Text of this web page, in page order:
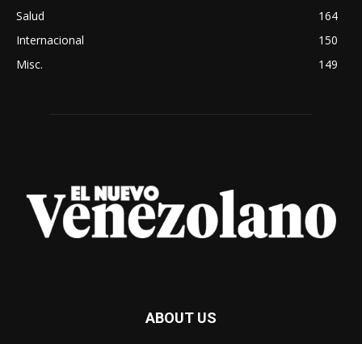
Salud
164
Internacional
150
Misc.
149
ABOUT US